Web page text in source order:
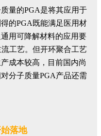
量的PGA是将其应用于
的PGA既能满足医用材
用可降解材料的应用要
工艺。但开环聚合工艺
成本较高，目前国内尚
分子质量PGA产品还需
落地